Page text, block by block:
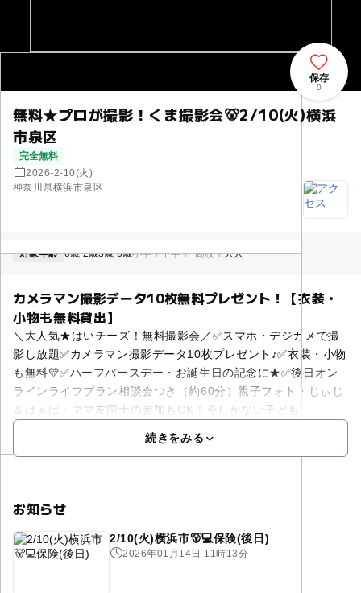
無料★プロが撮影！くま撮影会🐻2/10(火)横浜
市泉区
完全無料
2026-2-10(火)
神奈川県横浜市泉区
保存
0
対象年齢 0歳-2歳3歳-6歳小学生中学生･高校生大人
カメラマン撮影データ10枚無料プレゼント！【衣装・
小物も無料貸出】
＼大人気★はいチーズ！無料撮影会／✅スマホ・デジカメで撮
影し放題✅カメラマン撮影データ10枚プレゼント♪✅衣装・小物
も無料💛✅ハーフバースデー・お誕生日の記念に★✅後日オン
ラインライフプラン相談会つき（約60分）親子フォト・じぃじ
＆ばぁば・ママ友同士の参加もOK！今しかない子ども
続きをみる
お知らせ
2/10(火)横浜市🐻💻保険(後日)
2026年01月14日 11時13分